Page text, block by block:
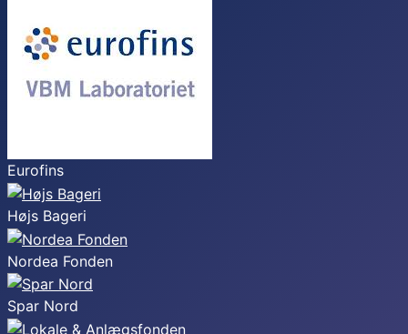
Eurofins
Højs Bageri
Nordea Fonden
Spar Nord